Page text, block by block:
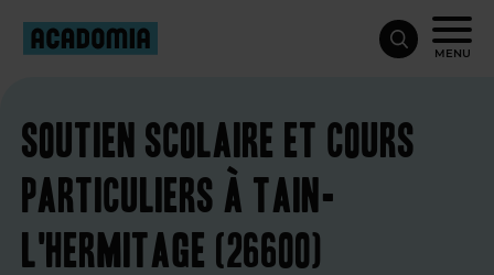
MENU
Soutien scolaire et cours
particuliers à Tain-
l'Hermitage (26600)